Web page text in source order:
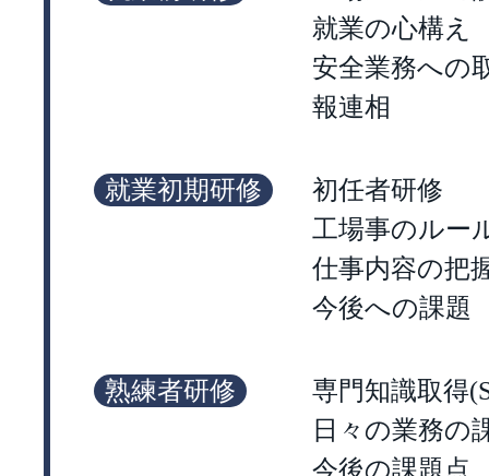
就業の心構え
安全業務への
報連相
就業初期研修
初任者研修
工場事のルー
仕事内容の把
今後への課題
熟練者研修
専門知識取得
日々の業務の
今後の課題点